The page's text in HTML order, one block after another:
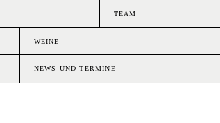
TEAM
WEINE
NEWS UND TERMINE